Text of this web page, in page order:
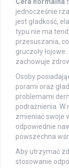
Cera normalna
jednocześnie
jest gładkość,
typu nie ma
przesuszania,
gruczoły
zachowuje
Osoby
porami oraz
problemami
podrażnienia. W
zmieniać swoje
odpowiednie
powszechna
Aby utrzymać
stosowanie